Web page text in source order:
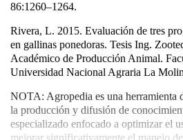
86:1260–1264.
Rivera, L. 2015. Evaluación de tres
en gallinas ponedoras. Tesis Ing.
Académico de Producción Animal.
Universidad Nacional Agraria La
NOTA: Agropedia es una herramienta
la producción y difusión de
especializado enfocado a optimizar el